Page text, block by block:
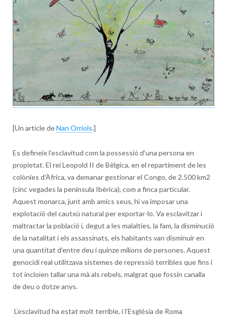
[Un article deNan Orriols.]
Es defineix l’esclavitud com la possessió d’una persona en
propietat. El rei Leopold II de Bèlgica, en el repartiment de les
colònies d’Àfrica, va demanar gestionar el Congo, de 2.500 km2
(cinc vegades la península Ibèrica), com a finca particular.
Aquest monarca, junt amb amics seus, hi va imposar una
explotació del cautxú natural per exportar-lo. Va esclavitzar i
maltractar la població i, degut a les malalties, la fam, la disminució
de la natalitat i els assassinats, els habitants van disminuir en
una quantitat d’entre deu i quinze milions de persones. Aquest
genocidi real utilitzava sistemes de repressió terribles que fins i
tot incloïen tallar una mà als rebels, malgrat que fossin canalla
de deu o dotze anys.
L’esclavitud ha estat molt terrible, i l’Església de Roma